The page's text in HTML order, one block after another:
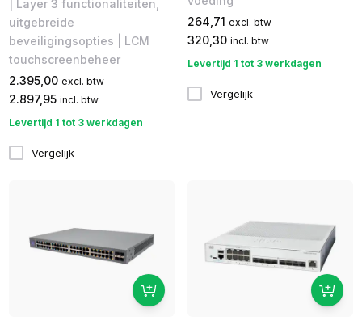
| Layer 3 functionaliteiten,
uitgebreide
beveiligingsopties | LCM
touchscreenbeheer
2.395,00 excl. btw
2.897,95 incl. btw
Levertijd 1 tot 3 werkdagen
Vergelijk
264,71 excl. btw
320,30 incl. btw
Levertijd 1 tot 3 werkdagen
Vergelijk